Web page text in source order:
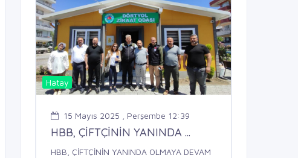
Hatay
15 Mayıs 2025 , Perşembe 12:39
HBB, ÇİFTÇİNİN YANINDA ...
HBB, ÇİFTÇİNİN YANINDA OLMAYA DEVAM